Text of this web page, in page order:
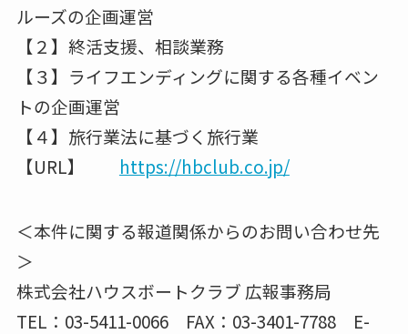
ルーズの企画運営
【２】終活支援、相談業務
【３】ライフエンディングに関する各種イベン
トの企画運営
【４】旅行業法に基づく旅行業
【URL】 https://hbclub.co.jp/
＜本件に関する報道関係からのお問い合わせ先
＞
株式会社ハウスボートクラブ 広報事務局
TEL：03-5411-0066 FAX：03-3401-7788 E-